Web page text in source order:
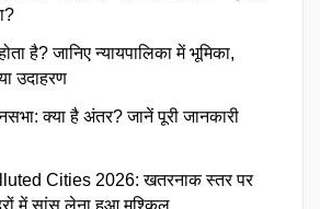
है? जानिए न्यायपालिका में भूमिका,
उदाहरण
क्या है अंतर? जानें पूरी जानकारी
Cities 2026: खतरनाक स्तर पर
में सांस लेना हुआ मुश्किल